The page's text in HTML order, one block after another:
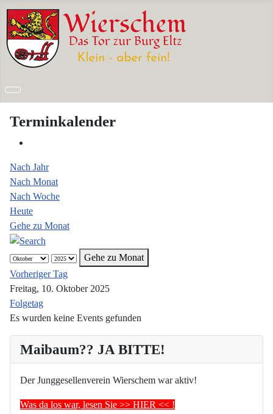
Maibaum?? JA BITTE!
Der Junggesellenverein Wierschem war aktiv!
Was da los war, lesen Sie >> HIER << !
Terminkalender
Nach Jahr
Nach Monat
Nach Woche
Heute
Gehe zu Monat
Gehe zu Monat
Vorheriger Tag
Freitag, 10. Oktober 2025
Folgetag
Es wurden keine Events gefunden